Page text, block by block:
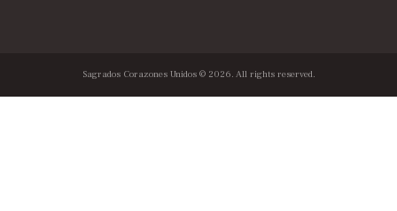
Sagrados Corazones Unidos© 2026. All rights reserved.